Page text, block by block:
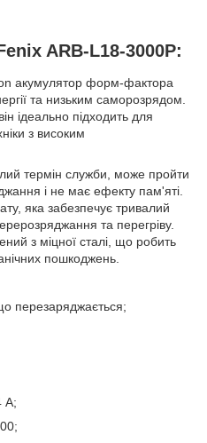
ARB-L18-3000P:
акумулятор форм-фактора
та низьким саморозрядом.
ідеально підходить для
з високим
термін служби, може пройти
і не має ефекту пам'яті.
яка забезпечує тривалий
та перегріву.
з міцної сталі, що робить
пошкоджень.
перезаряджається;
А;